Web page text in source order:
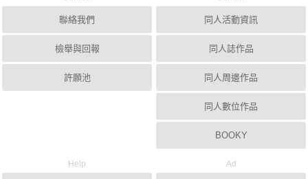
聯絡我們
檢舉與回報
許願池
同人活動資訊
同人誌作品
同人周邊作品
同人數位作品
BOOKY
Help Ad